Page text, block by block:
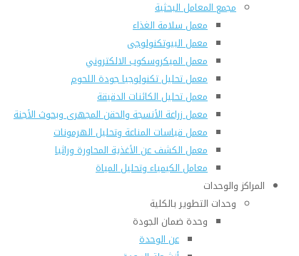
مجمع المعامل البحثية
معمل سلامة الغذاء
معمل البيوتكنولوجى
معمل الميكروسكوب الالكتروني
معمل تحليل تكنولوجيا جودة اللحوم
معمل تحليل الكائنات الدقيقة
معمل زراعة الأنسجة والحقن المجهرى وبحوث الأجنة
معمل قياسات المناعة وتحليل الهرمونات
معمل الكشف عن الأغذية المحاورة وراثيا
معامل الكيمياء وتحليل المياة
المراكز والوحدات
وحدات التطوير بالكلية
وحدة ضمان الجودة
عن الوحدة